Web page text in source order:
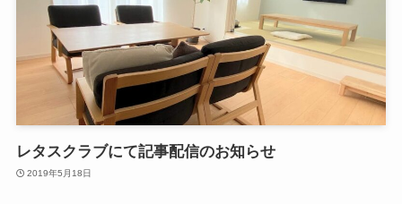
レタスクラブにて記事配信のお知らせ
2019年5月18日